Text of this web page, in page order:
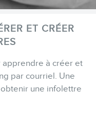
ET CRÉER
à créer et
par courriel. Une
une infolettre